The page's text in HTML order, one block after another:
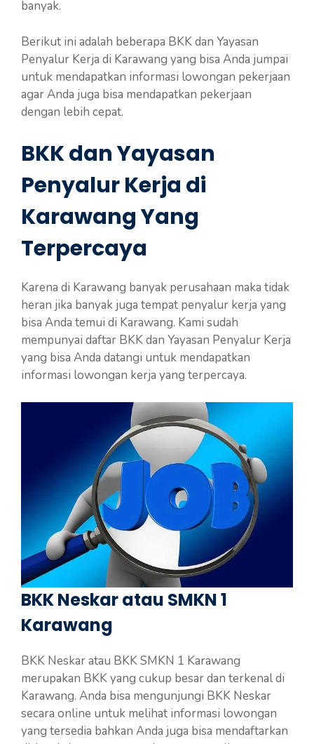
banyak.
Berikut ini adalah beberapa BKK dan Yayasan
Penyalur Kerja di Karawang yang bisa Anda jumpai
untuk mendapatkan informasi lowongan pekerjaan
agar Anda juga bisa mendapatkan pekerjaan
dengan lebih cepat.
BKK dan Yayasan
Penyalur Kerja di
Karawang Yang
Terpercaya
Karena di Karawang banyak perusahaan maka tidak
heran jika banyak juga tempat penyalur kerja yang
bisa Anda temui di Karawang. Kami sudah
mempunyai daftar BKK dan Yayasan Penyalur Kerja
yang bisa Anda datangi untuk mendapatkan
informasi lowongan kerja yang terpercaya.
BKK Neskar atau SMKN 1
Karawang
BKK Neskar atau BKK SMKN 1 Karawang
merupakan BKK yang cukup besar dan terkenal di
Karawang. Anda bisa mengunjungi BKK Neskar
secara online untuk melihat informasi lowongan
yang tersedia bahkan Anda juga bisa mendaftarkan